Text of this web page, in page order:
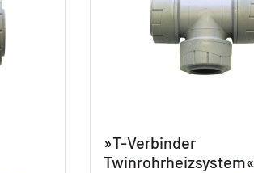
»T-Verbinder
Twinrohrheizsystem«